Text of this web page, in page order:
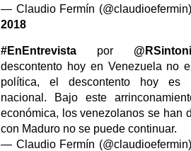
— Claudio Fermín
2018
#EnEntrevista por
descontento hoy en Venezuela no
política, el descontento hoy es
nacional. Bajo este
económica, los venezolanos se han
con Maduro no se puede continuar.
— Claudio Fermín